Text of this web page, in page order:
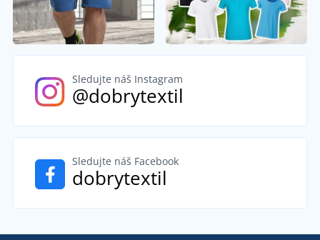
Sledujte náš Instagram
@dobrytextil
Sledujte náš Facebook
dobrytextil